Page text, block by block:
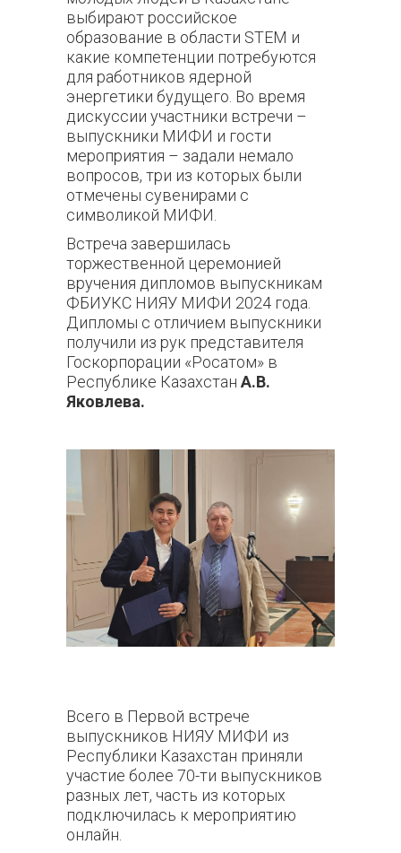
выбирают российское
образование в области STEM и
какие компетенции потребуются
для работников ядерной
энергетики будущего. Во время
дискуссии участники встречи –
выпускники МИФИ и гости
мероприятия – задали немало
вопросов, три из которых были
отмечены сувенирами с
символикой МИФИ.
Встреча завершилась
торжественной церемонией
вручения дипломов выпускникам
ФБИУКС НИЯУ МИФИ 2024 года.
Дипломы с отличием выпускники
получили из рук представителя
Госкорпорации «Росатом» в
Республике Казахстан А.В.
Яковлева.
Всего в Первой встрече
выпускников НИЯУ МИФИ из
Республики Казахстан приняли
участие более 70-ти выпускников
разных лет, часть из которых
подключилась к мероприятию
онлайн.